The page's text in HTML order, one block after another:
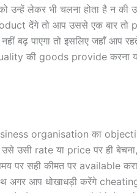
उन्हें लेकर भी चलना होता है न की
देंगे तो आप उससे एक बार तो
बढ़ पाएगा तो इसलिए जहाँ आप
की goods provide करना
organisation का
उसी rate या price पर ही
पर सही कीमत पर available
अगर आप धोखाधड़ी करेंगे